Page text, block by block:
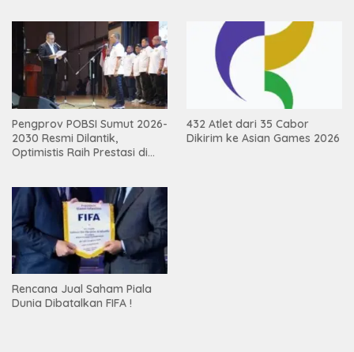
Pengprov POBSI Sumut 2026-
2030 Resmi Dilantik,
Optimistis Raih Prestasi di
432 Atlet dari 35 Cabor
Dikirim ke Asian Games 2026
Rencana Jual Saham Piala
Dunia Dibatalkan FIFA !